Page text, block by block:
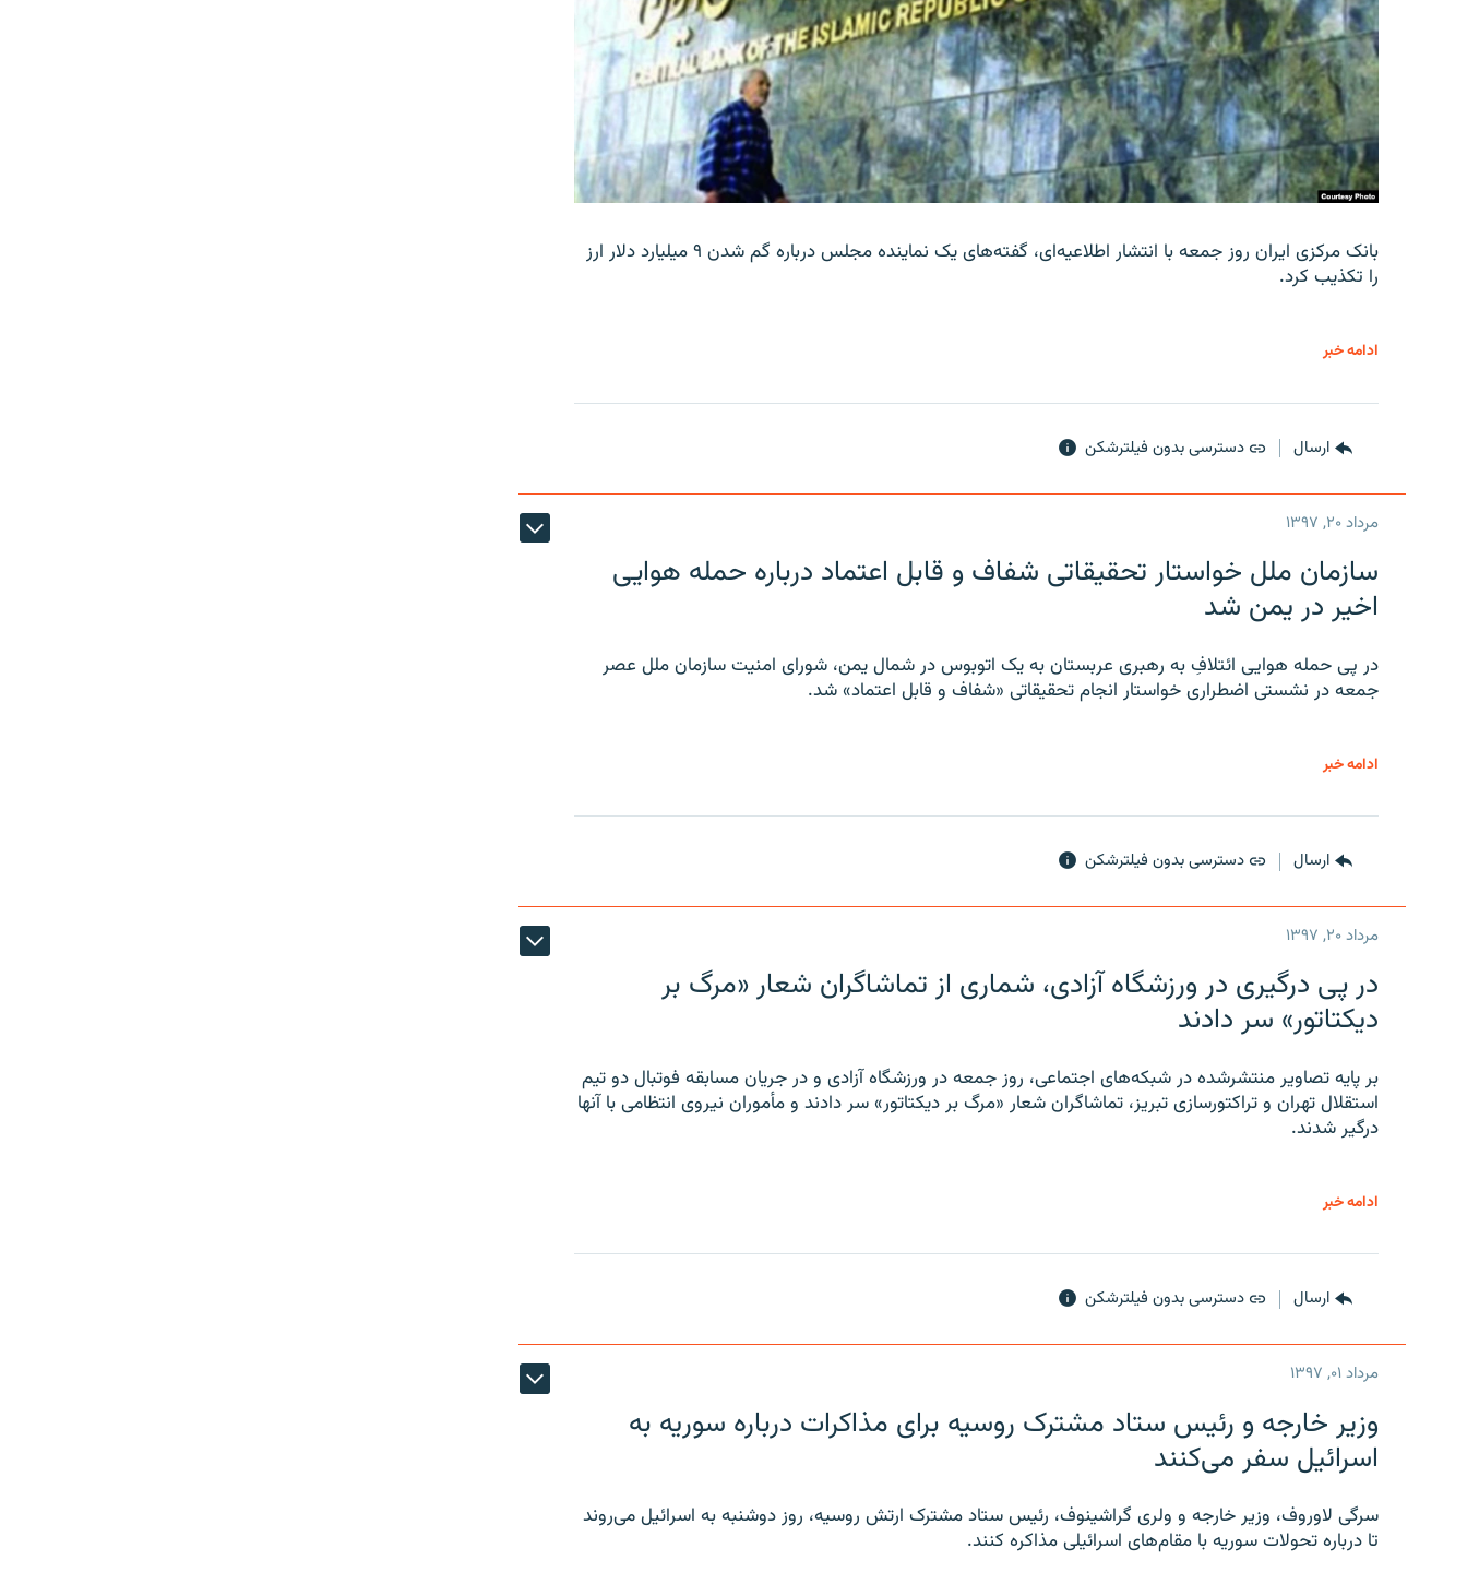
بانک مرکزی ایران روز جمعه با انتشار اطلاعیه‌ای، گفته‌های یک نماینده مجلس درباره گم شدن ۹ میلیارد دلار ارز
را تکذیب کرد.
ادامه خبر
ارسال دسترسی بدون فیلترشکن
مرداد ۲۰, ۱۳۹۷
سازمان ملل خواستار تحقیقاتی شفاف و قابل اعتماد درباره حمله هوایی
اخیر در یمن شد
در پی حمله هوایی ائتلافِ به رهبری عربستان به یک اتوبوس در شمال یمن، شورای امنیت سازمان ملل عصر
جمعه در نشستی اضطراری خواستار انجام تحقیقاتی «شفاف و قابل اعتماد» شد.
ادامه خبر
ارسال دسترسی بدون فیلترشکن
مرداد ۲۰, ۱۳۹۷
در پی درگیری در ورزشگاه آزادی، شماری از تماشاگران شعار «مرگ بر
دیکتاتور» سر دادند
بر پایه تصاویر منتشرشده در شبکه‌های اجتماعی، روز جمعه در ورزشگاه آزادی و در جریان مسابقه فوتبال دو تیم
استقلال تهران و تراکتورسازی تبریز، تماشاگران شعار «مرگ بر دیکتاتور» سر دادند و مأموران نیروی انتظامی با آنها
درگیر شدند.
ادامه خبر
ارسال دسترسی بدون فیلترشکن
مرداد ۰۱, ۱۳۹۷
وزیر خارجه و رئیس‌ ستاد مشترک روسیه برای مذاکرات درباره سوریه به
اسرائیل سفر می‌کنند
سرگی لاوروف، وزیر خارجه و ولری گراشینوف، رئیس ستاد مشترک ارتش روسیه، روز دوشنبه به اسرائیل می‌روند
تا درباره تحولات سوریه با مقام‌های اسرائیلی مذاکره کنند.